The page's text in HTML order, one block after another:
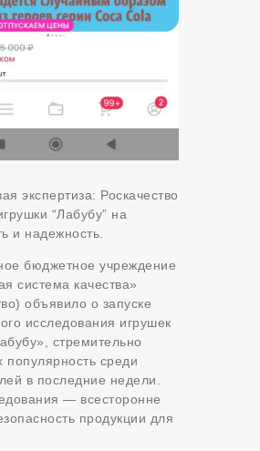
экспертиза: Роскачество
“Лабубу” на
и надежность.
бюджетное учреждение
система качества»
объявило о запуске
исследования игрушек
стремительно
популярность среди
в последние недели.
— всесторонне
продукции для